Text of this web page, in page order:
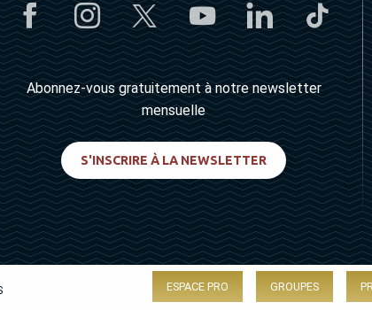
Abonnez-vous gratuitement à notre newsletter
mensuelle
S'INSCRIRE À LA NEWSLETTER
ESPACE PRO GROUPES